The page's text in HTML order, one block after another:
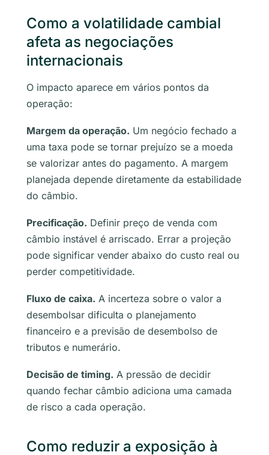
Como a volatilidade cambial
afeta as negociações
internacionais
O impacto aparece em vários pontos da
operação:
Margem da operação. Um negócio fechado a
uma taxa pode se tornar prejuízo se a moeda
se valorizar antes do pagamento. A margem
planejada depende diretamente da estabilidade
do câmbio.
Precificação. Definir preço de venda com
câmbio instável é arriscado. Errar a projeção
pode significar vender abaixo do custo real ou
perder competitividade.
Fluxo de caixa. A incerteza sobre o valor a
desembolsar dificulta o planejamento
financeiro e a previsão de desembolso de
tributos e numerário.
Decisão de timing. A pressão de decidir
quando fechar câmbio adiciona uma camada
de risco a cada operação.
Como reduzir a exposição à